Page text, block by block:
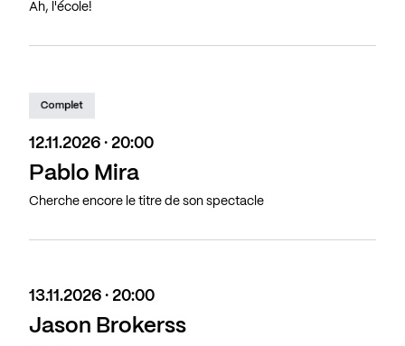
Ah, l'école!
Complet
12.11.2026 · 20:00
Pablo Mira
Cherche encore le titre de son spectacle
13.11.2026 · 20:00
Jason Brokerss